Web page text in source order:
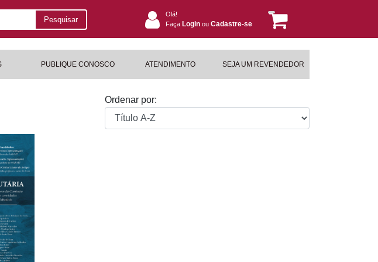
Pesquisar
Olá!
Faça Login ou Cadastre-se
PUBLIQUE CONOSCO ATENDIMENTO SEJA UM REVENDEDOR
Ordenar por: